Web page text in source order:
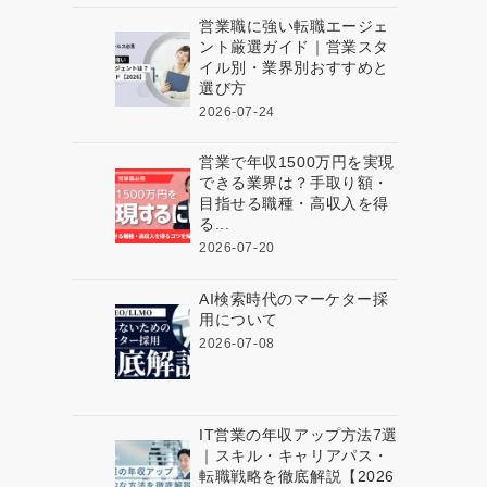
営業職に強い転職エージェ
ント厳選ガイド｜営業スタ
イル別・業界別おすすめと
選び方
2026-07-24
営業で年収1500万円を実現
できる業界は？手取り額・
目指せる職種・高収入を得
る...
2026-07-20
AI検索時代のマーケター採
用について
2026-07-08
IT営業の年収アップ方法7選
｜スキル・キャリアパス・
転職戦略を徹底解説【2026